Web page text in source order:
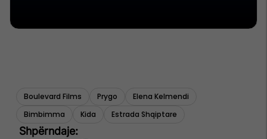
Boulevard Films Prygo
Elena Kelmendi
Bimbimma
Kida Estrada Shqiptare